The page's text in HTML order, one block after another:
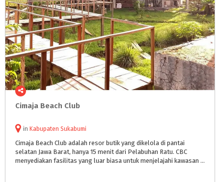
Cimaja Beach Club
in Kabupaten Sukabumi
Cimaja Beach Club adalah resor butik yang dikelola di pantai
selatan Jawa Barat, hanya 15 menit dari Pelabuhan Ratu. CBC
menyediakan fasilitas yang luar biasa untuk menjelajahi kawasan yang indah ini.